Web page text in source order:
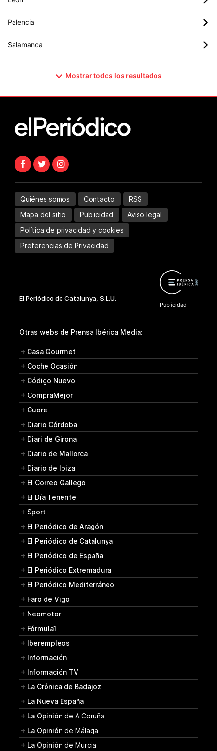
Palencia
Salamanca
Mostrar todos los resultados
Quiénes somos Contacto
RSS
Mapa del sitio
Publicidad
Aviso legal
Política de privacidad y cookies
Preferencias de Privacidad
Otras webs de Prensa Ibérica Media:
Casa Gourmet
Coche Ocasión
Código Nuevo
CompraMejor
Cuore
Diario Córdoba
Diari de Girona
Diario de Mallorca
Diario de Ibiza
El Correo Gallego
El Día Tenerife
Sport
El Periódico de Aragón
El Periódico de Catalunya
El Periódico de España
El Periódico Extremadura
El Periódico Mediterráneo
Faro de Vigo
Neomotor
Fórmula1
Iberempleos
Información
Información TV
La Crónica de Badajoz
La Nueva España
La Opinión de A Coruña
La Opinión de Málaga
La Opinión de Murcia